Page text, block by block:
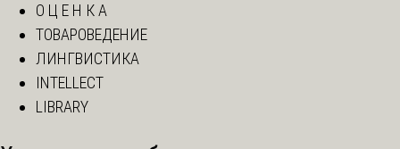
О Ц Е Н К А
ТОВАРОВЕДЕНИЕ
ЛИНГВИСТИКА
INTELLECT
LIBRARY